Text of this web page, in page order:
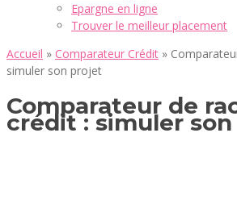
Epargne en ligne
Trouver le meilleur placement
Accueil » Comparateur Crédit »
simuler son projet
Comparateur de
crédit : simuler